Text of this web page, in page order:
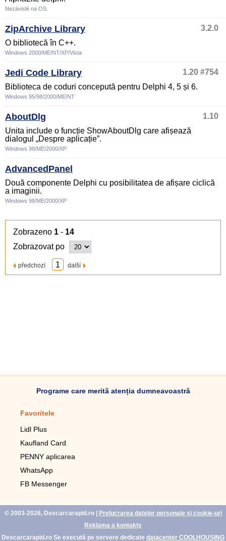
Nezávislé na OS.
ZipArchive Library
3.2.0
O bibliotecă în C++.
Windows 2000/ME/NT/XP/Vista
Jedi Code Library
1.20 #754
Biblioteca de coduri concepută pentru Delphi 4, 5 și 6.
Windows 95/98/2000/ME/NT
AboutDlg
1.10
Unita include o funcție ShowAboutDlg care afișează
dialogul „Despre aplicație”.
Windows 98/ME/2000/XP
AdvancedPanel
Două componente Delphi cu posibilitatea de afișare ciclică
a imaginii.
Windows 98/ME/2000/XP
Zobrazeno 1 - 14
Zobrazovat po
předchozí 1 další
Programe care merită atenția dumneavoastră
Favoritele
Lidl Plus
Kaufland Card
PENNY aplicarea
WhatsApp
FB Messenger
© 2003-2026, Descarcarapid.ro|
Prelucrarea datelor personale și cookie-uri
Reklama a kontakty
Descarcarapid.ro Se execută pe servere dedicate datacenter COOLHOUSING